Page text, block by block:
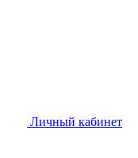
Личный кабинет